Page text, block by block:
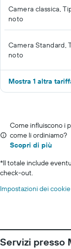
Camera classica,
noto
Camera Standard,
noto
Mostra 1 altra
Come influiscono i
come li ordiniamo?
Scopri di più
*Il totale include
check-out.
Impostazioni dei cookie
Servizi presso